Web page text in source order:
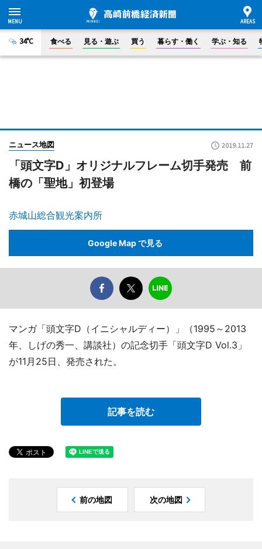
34°C 食べる 見る・遊ぶ 買う 暮らす・働く 学ぶ・知る
ニュース地図 2019.11.27
「頭文字D」オリジナルフレーム切手発売 前
橋の「聖地」初登場
赤城山総合観光案内所
Google Map で見る
マンガ「頭文字D（イニシャルディー）」（1995～2013
年、しげの秀一、講談社）の記念切手「頭文字D Vol.3」
が11月25日、発売された。
記事を読む
前の地図 次の地図